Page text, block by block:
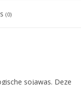
(0)
sojawas. Deze